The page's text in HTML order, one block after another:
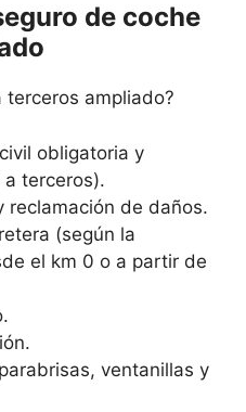
de coche
terceros ampliado?
obligatoria y
terceros).
reclamación de daños.
(según la
el km 0 o a partir de
ventanillas y